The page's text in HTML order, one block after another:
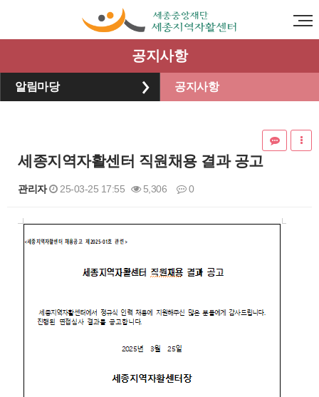
공지사항
알림마당 공지사항
세종지역자활센터 직원채용 결과 공고
관리자 25-03-25 17:55 5,306 0
본문